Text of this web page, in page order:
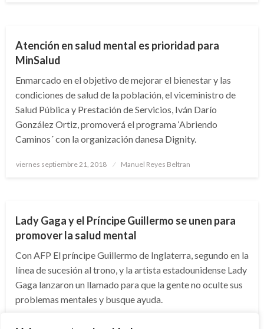
Atención en salud mental es prioridad para
MinSalud
Enmarcado en el objetivo de mejorar el bienestar y las
condiciones de salud de la población, el viceministro de
Salud Pública y Prestación de Servicios, Iván Darío
González Ortiz, promoverá el programa ‘Abriendo
Caminos´ con la organización danesa Dignity.
Publicado
viernes septiembre 21, 2018 Manuel Reyes Beltran
Lady Gaga y el Príncipe Guillermo se unen para
promover la salud mental
Con AFP El príncipe Guillermo de Inglaterra, segundo en la
línea de sucesión al trono, y la artista estadounidense Lady
Gaga lanzaron un llamado para que la gente no oculte sus
problemas mentales y busque ayuda.